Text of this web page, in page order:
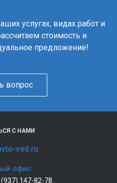
услугах, видах работ и
стоимость и
предложение!
вопрос
С НАМИ
ved.ru
офис
(937) 147-82-78